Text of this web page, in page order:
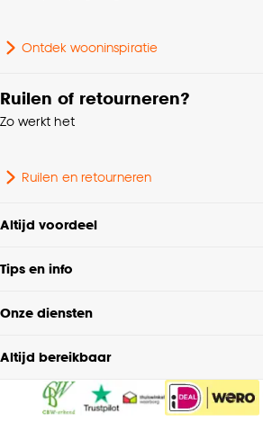
Ontdek wooninspiratie
Ruilen of retourneren?
Zo werkt het
Ruilen en retourneren
Altijd voordeel
Tips en info
Onze diensten
Altijd bereikbaar